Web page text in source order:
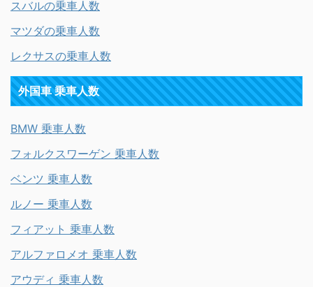
スバルの乗車人数
マツダの乗車人数
レクサスの乗車人数
外国車 乗車人数
BMW 乗車人数
フォルクスワーゲン 乗車人数
ベンツ 乗車人数
ルノー 乗車人数
フィアット 乗車人数
アルファロメオ 乗車人数
アウディ 乗車人数